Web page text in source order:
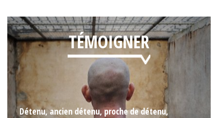
TÉMOIGNER
Détenu, ancien détenu, proche de détenu,